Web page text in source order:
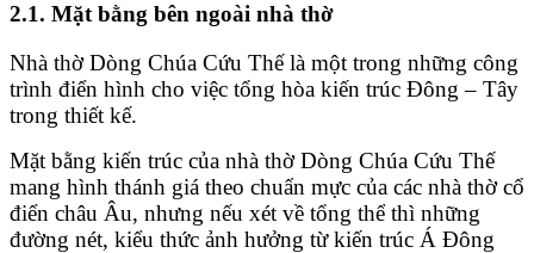
2.1. Mặt bằng bên ngoài nhà thờ
Nhà thờ Dòng Chúa Cứu Thế là một trong những công
trình điển hình cho việc tổng hòa kiến trúc Đông – Tây
trong thiết kế.
Mặt bằng kiến trúc của nhà thờ Dòng Chúa Cứu Thế
mang hình thánh giá theo chuẩn mực của các nhà thờ cổ
điển châu Âu, nhưng nếu xét về tổng thể thì những
đường nét, kiểu thức ảnh hưởng từ kiến trúc Á Đông